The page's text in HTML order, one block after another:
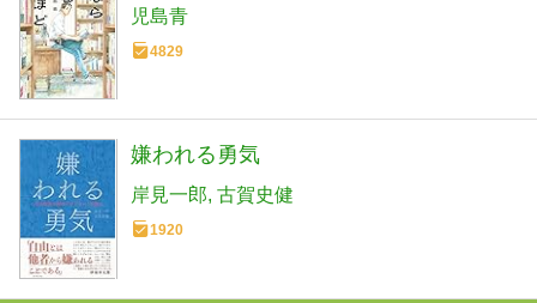
児島青
4829
嫌われる勇気
岸見一郎 古賀史健
1920